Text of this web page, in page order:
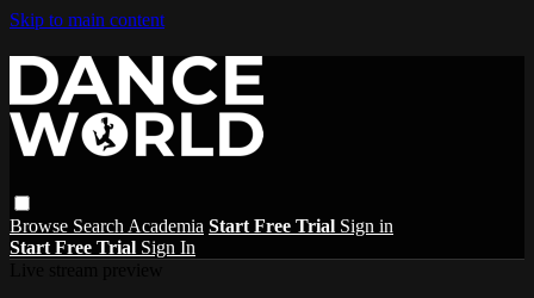
Skip to main content
Browse Search Academia Start Free Trial Sign in
Start Free Trial Sign In